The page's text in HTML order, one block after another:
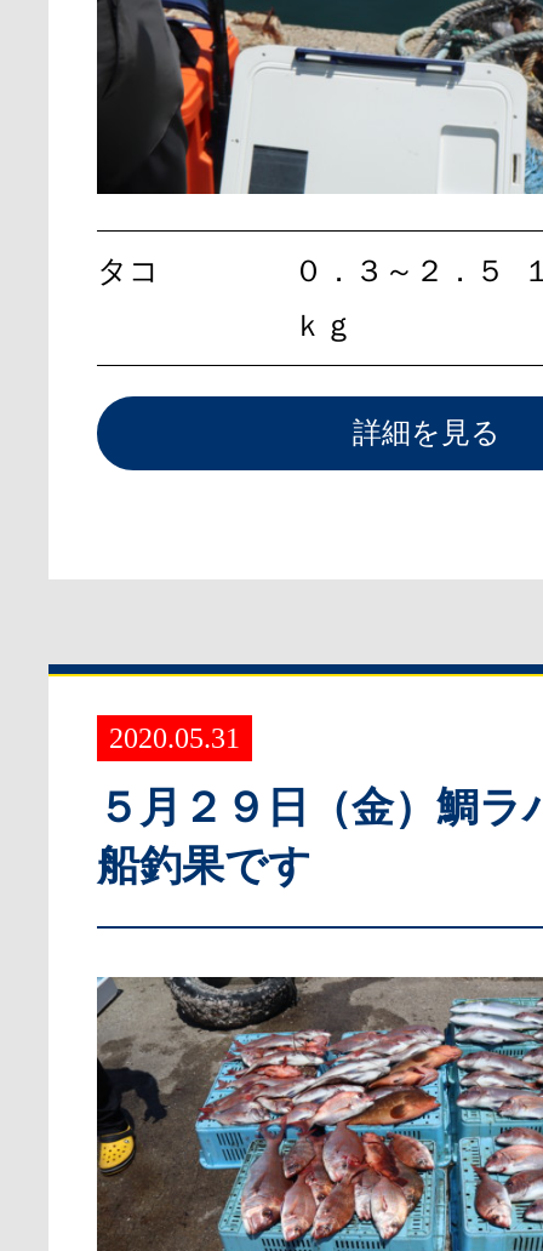
タコ
０．３～２．５
ｋｇ
詳細を見る
2020.05.31
５月２９日（金）鯛ラ
船釣果です